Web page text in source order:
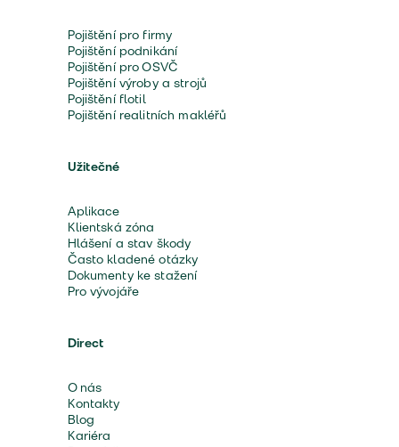
Pojištění pro firmy
Pojištění podnikání
Pojištění pro OSVČ
Pojištění výroby a strojů
Pojištění flotil
Pojištění realitních makléřů
Užitečné
Aplikace
Klientská zóna
Hlášení a stav škody
Často kladené otázky
Dokumenty ke stažení
Pro vývojáře
Direct
O nás
Kontakty
Blog
Kariéra